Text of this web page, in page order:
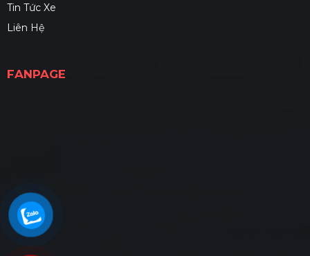
Tin Tức Xe
Liên Hệ
FANPAGE